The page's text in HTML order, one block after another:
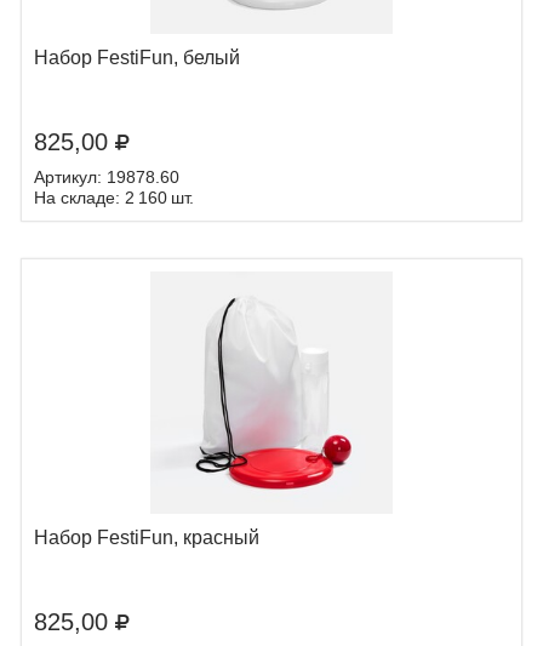
Набор FestiFun, белый
825,00
Артикул: 19878.60
На складе: 2 160 шт.
Набор FestiFun, красный
825,00